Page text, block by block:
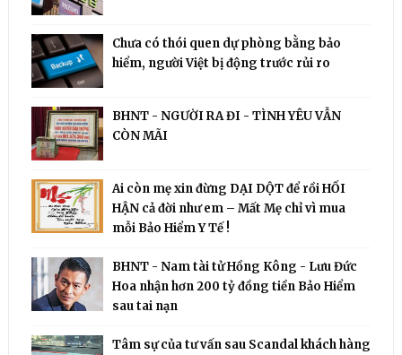
Chưa có thói quen dự phòng bằng bảo
hiểm, người Việt bị động trước rủi ro
BHNT - NGƯỜI RA ĐI - TÌNH YÊU VẪN
CÒN MÃI
Ai còn mẹ xin đừng DẠI DỘT để rồi HỐI
HẬN cả đời như em – Mất Mẹ chỉ vì mua
mỗi Bảo Hiểm Y Tế !
BHNT - Nam tài tử Hồng Kông - Lưu Đức
Hoa nhận hơn 200 tỷ đồng tiền Bảo Hiểm
sau tai nạn
Tâm sự của tư vấn sau Scandal khách hàng